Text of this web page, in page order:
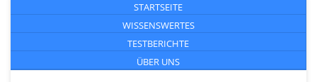
STARTSEITE
WISSENSWERTES
TESTBERICHTE
ÜBER UNS